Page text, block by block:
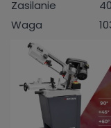
Zasilanie
Waga